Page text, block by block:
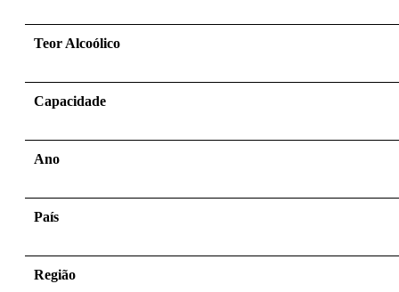
Teor Alcoólico
Capacidade
Ano
País
Região